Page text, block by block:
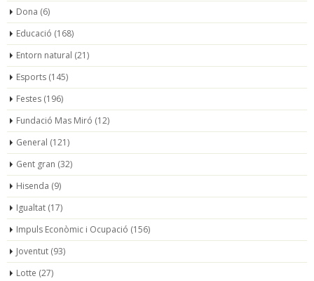
Dona (6)
Educació (168)
Entorn natural (21)
Esports (145)
Festes (196)
Fundació Mas Miró (12)
General (121)
Gent gran (32)
Hisenda (9)
Igualtat (17)
Impuls Econòmic i Ocupació (156)
Joventut (93)
Lotte (27)